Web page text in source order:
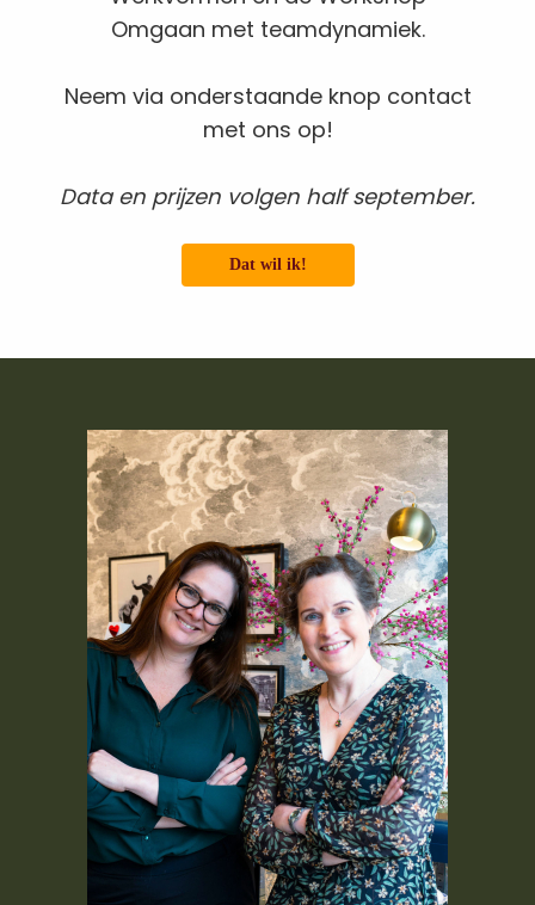
Omgaan met teamdynamiek.
Neem via onderstaande knop contact
met ons op!
Data en prijzen volgen half september.
Dat wil ik!